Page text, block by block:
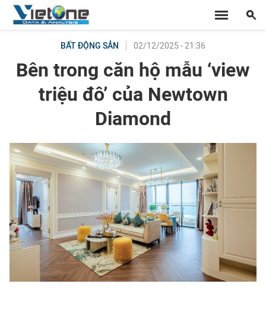
BẤT ĐỘNG SẢN 02/12/2025 - 21:36
Bên trong căn hộ mẫu ‘view
triệu đô’ của Newtown
Diamond